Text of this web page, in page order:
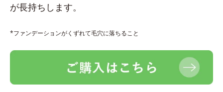
が長持ちします。
*ファンデーションがくずれて毛穴に落ちること